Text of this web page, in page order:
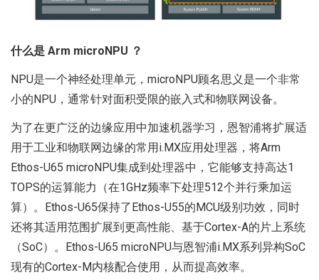
什么是 Arm microNPU ？
NPU是一个神经处理单元，microNPU顾名思义是一个非常
小的NPU，通常针对面积受限的嵌入式和物联网设备。
为了在更广泛的边缘应用中加速机器学习，恩智浦将扩展适
用于工业和物联网边缘的常用i.MX应用处理器，将Arm
Ethos-U65 microNPU集成到处理器中，它能够支持高达1
TOPS的运算能力（在1GHz频率下处理512个并行乘加运
算）。Ethos-U65保持了Ethos-U55的MCU级别功效，同时
还将其适用范围扩展到更高性能、基于Cortex-A的片上系统
（SoC）。Ethos-U65 microNPU与恩智浦i.MX系列异构SoC
现有的Cortex-M内核配合使用，从而提高效率。